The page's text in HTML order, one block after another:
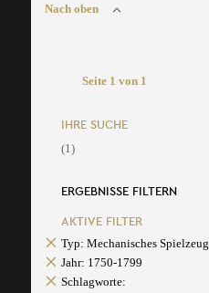
Nach oben
Seite 1 von 1
IHRE SUCHE
(1)
ERGEBNISSE FILTERN
AKTIVE FILTER
Typ: Mechanisches Spielzeug
Jahr: 1750-1799
Schlagworte: